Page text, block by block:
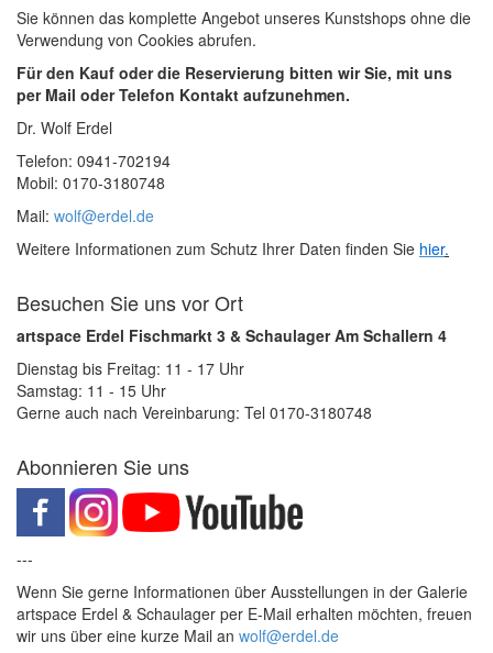
Sie können das komplette Angebot unseres Kunstshops ohne die
Verwendung von Cookies abrufen.
Für den Kauf oder die Reservierung bitten wir Sie, mit uns
per Mail oder Telefon Kontakt aufzunehmen.
Dr. Wolf Erdel
Telefon: 0941-702194
Mobil: 0170-3180748
Mail: wolf@erdel.de
Weitere Informationen zum Schutz Ihrer Daten finden Sie hier.
Besuchen Sie uns vor Ort
artspace Erdel Fischmarkt 3 & Schaulager Am Schallern 4
Dienstag bis Freitag: 11 - 17 Uhr
Samstag: 11 - 15 Uhr
Gerne auch nach Vereinbarung: Tel 0170-3180748
Abonnieren Sie uns
---
Wenn Sie gerne Informationen über Ausstellungen in der Galerie
artspace Erdel & Schaulager per E-Mail erhalten möchten, freuen
wir uns über eine kurze Mail an wolf@erdel.de